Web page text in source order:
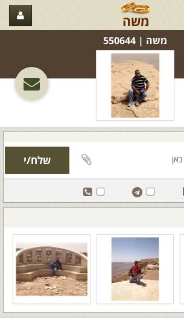
משה
משה‏ | 550644